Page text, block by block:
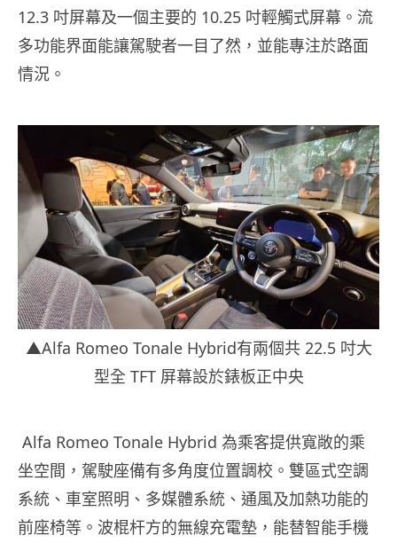
12.3 吋屏幕及一個主要的 10.25 吋輕觸式屏幕。流
多功能界面能讓駕駛者一目了然，並能專注於路面
情況。
▲Alfa Romeo Tonale Hybrid有兩個共 22.5 吋大
型全 TFT 屏幕設於錶板正中央
Alfa Romeo Tonale Hybrid 為乘客提供寬敞的乘
坐空間，駕駛座備有多角度位置調校。雙區式空調
系統、車室照明、多媒體系統、通風及加熱功能的
前座椅等。波棍杆方的無線充電墊，能替智能手機